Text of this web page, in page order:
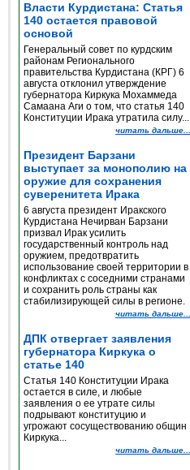
Власти Курдистана: Статья
140 остается правовой
основой
Генеральный совет по курдским
районам Регионального
правительства Курдистана (КРГ) 6
августа отклонил утверждение
губернатора Киркука Мохаммеда
Самаана Аги о том, что статья 140
Конституции Ирака утратила силу...
читать дальше...
Президент Барзани
выступает за монополию на
оружие для сохранения
суверенитета Ирака
6 августа президент Иракского
Курдистана Нечирван Барзани
призвал Ирак усилить
государственный контроль над
оружием, предотвратить
использование своей территории в
конфликтах с соседними странами
и сохранить роль страны как
стабилизирующей силы в регионе.
читать дальше...
ДПК отвергает заявления
губернатора Киркука о
статье 140
Статья 140 Конституции Ирака
остается в силе, и любые
заявления о ее утрате силы
подрывают конституцию и
угрожают сосуществованию общин
Киркука...
читать дальше...